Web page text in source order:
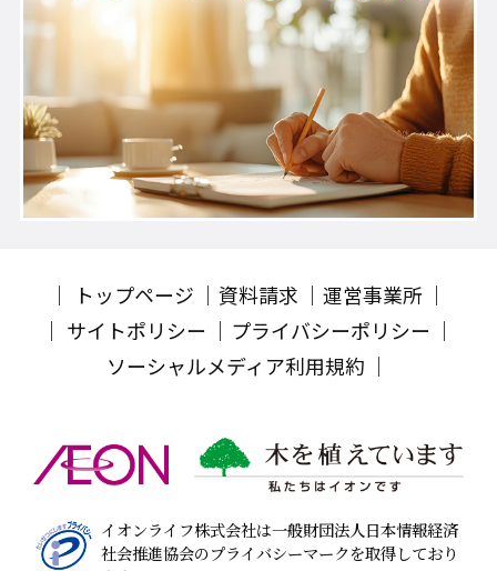
トップページ 資料請求
運営事業所
サイトポリシー
プライバシーポリシー
ソーシャルメディア利用規約
イオンライフ株式会社は一般財団法人日本情報経済
社会推進協会のプライバシーマークを取得しており